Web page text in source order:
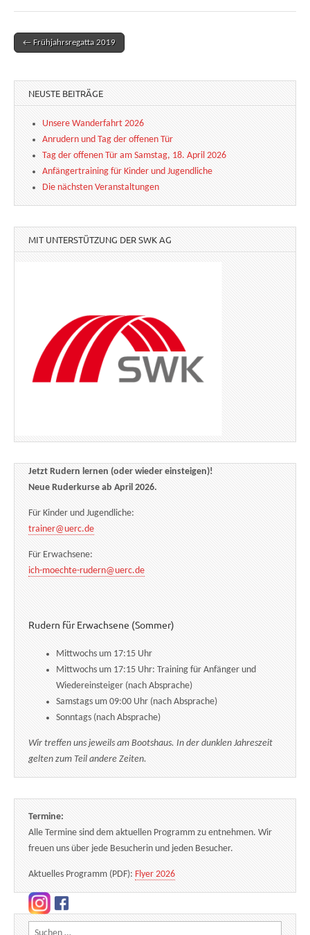
Post navigation
← Frühjahrsregatta 2019
NEUSTE BEITRÄGE
Unsere Wanderfahrt 2026
Anrudern und Tag der offenen Tür
Tag der offenen Tür am Samstag, 18. April 2026
Anfängertraining für Kinder und Jugendliche
Die nächsten Veranstaltungen
MIT UNTERSTÜTZUNG DER SWK AG
Jetzt Rudern lernen (oder wieder einsteigen)!
Neue Ruderkurse ab April 2026.
Für Kinder und Jugendliche:
trainer@uerc.de
Für Erwachsene:
ich-moechte-rudern@uerc.de
Rudern für Erwachsene (Sommer)
Mittwochs um 17:15 Uhr
Mittwochs um 17:15 Uhr: Training für Anfänger und
Wiedereinsteiger (nach Absprache)
Samstags um 09:00 Uhr (nach Absprache)
Sonntags (nach Absprache)
Wir treffen uns jeweils am Bootshaus. In der dunklen Jahreszeit
gelten zum Teil andere Zeiten.
Termine:
Alle Termine sind dem aktuellen Programm zu entnehmen. Wir
freuen uns über jede Besucherin und jeden Besucher.
Aktuelles Programm (PDF): Flyer 2026
Suchen nach: